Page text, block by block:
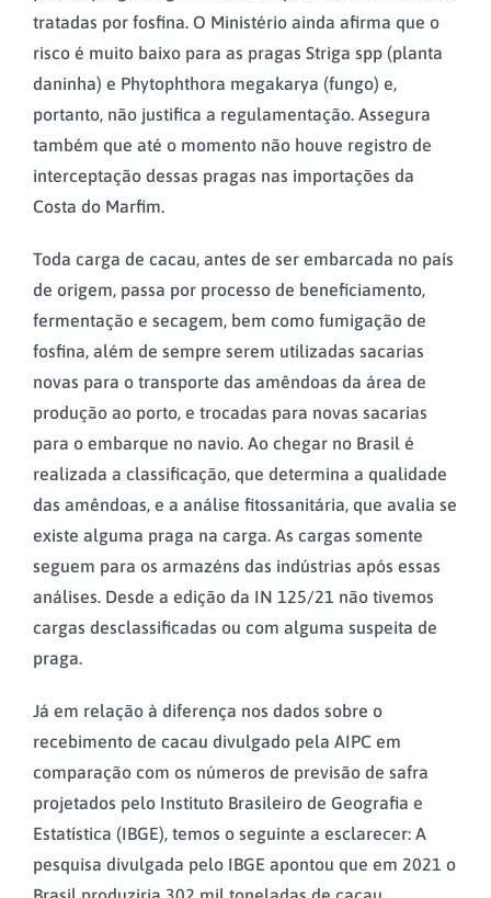
tratadas por fosfina. O Ministério ainda afirma que o
risco é muito baixo para as pragas Striga spp (planta
daninha) e Phytophthora megakarya (fungo) e,
portanto, não justifica a regulamentação. Assegura
também que até o momento não houve registro de
interceptação dessas pragas nas importações da
Costa do Marfim.
Toda carga de cacau, antes de ser embarcada no país
de origem, passa por processo de beneficiamento,
fermentação e secagem, bem como fumigação de
fosfina, além de sempre serem utilizadas sacarias
novas para o transporte das amêndoas da área de
produção ao porto, e trocadas para novas sacarias
para o embarque no navio. Ao chegar no Brasil é
realizada a classificação, que determina a qualidade
das amêndoas, e a análise fitossanitária, que avalia se
existe alguma praga na carga. As cargas somente
seguem para os armazéns das indústrias após essas
análises. Desde a edição da IN 125/21 não tivemos
cargas desclassificadas ou com alguma suspeita de
praga.
Já em relação à diferença nos dados sobre o
recebimento de cacau divulgado pela AIPC em
comparação com os números de previsão de safra
projetados pelo Instituto Brasileiro de Geografia e
Estatística (IBGE), temos o seguinte a esclarecer: A
pesquisa divulgada pelo IBGE apontou que em 2021 o